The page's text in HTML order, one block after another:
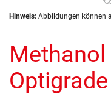
Zum
Bildergalerie
springen
Hinweis: Abbildungen können
Methanol
Optigrade